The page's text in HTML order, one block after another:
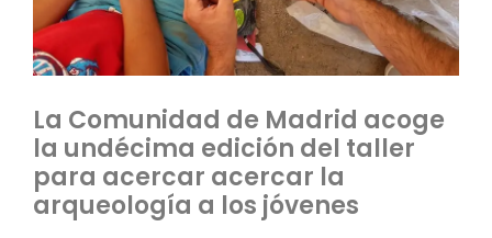
La Comunidad de Madrid acoge
la undécima edición del taller
para acercar acercar la
arqueología a los jóvenes